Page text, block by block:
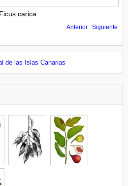
Ficus carica
Anterior Siguiente
de las Islas Canarias